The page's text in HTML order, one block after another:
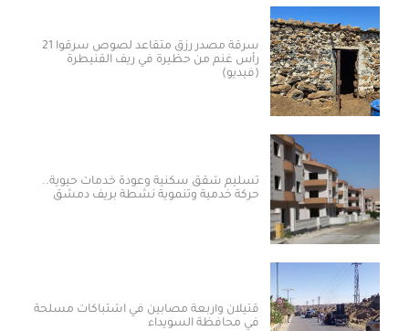
سرقة مصدر رزق متقاعد لصوص سرقوا 21
رأس غنم من حظيرة في ريف القنيطرة
(فيديو)
تسليم شقق سكنية وعودة خدمات حيوية..
حركة خدمية وتنموية نشطة بريف دمشق
قتيلان وأربعة مصابين في اشتباكات مسلحة
في محافظة السويداء